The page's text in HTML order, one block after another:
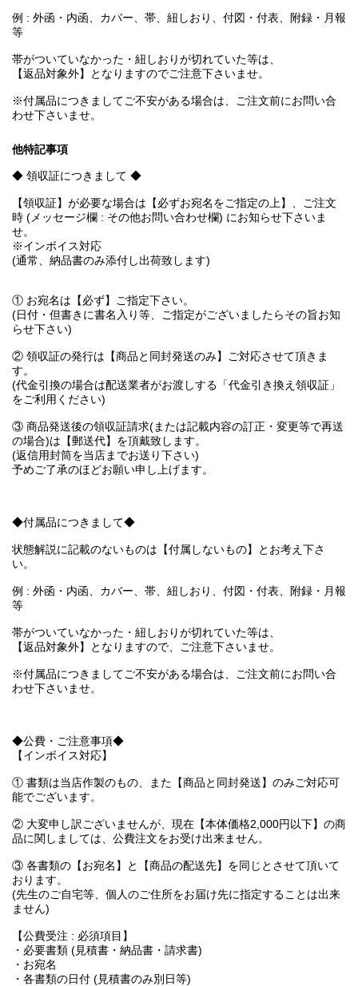
例 : 外函・内函、カバー、帯、紐しおり、付図・付表、附録・月報
等
帯がついていなかった・紐しおりが切れていた等は、
【返品対象外】となりますのでご注意下さいませ。
※付属品につきましてご不安がある場合は、ご注文前にお問い合
わせ下さいませ。
他特記事項
◆ 領収証につきまして ◆
【領収証】が必要な場合は【必ずお宛名をご指定の上】、ご注文
時 (メッセージ欄 : その他お問い合わせ欄) にお知らせ下さいま
せ。
※インボイス対応
(通常、納品書のみ添付し出荷致します)
① お宛名は【必ず】ご指定下さい。
(日付・但書きに書名入り等、ご指定がございましたらその旨お知
らせ下さい)
② 領収証の発行は【商品と同封発送のみ】ご対応させて頂きま
す。
(代金引換の場合は配送業者がお渡しする「代金引き換え領収証」
をご利用ください)
③ 商品発送後の領収証請求(または記載内容の訂正・変更等で再送
の場合)は【郵送代】を頂戴致します。
(返信用封筒を当店までお送り下さい)
予めご了承のほどお願い申し上げます。
◆付属品につきまして◆
状態解説に記載のないものは【付属しないもの】とお考え下さ
い。
例 : 外函・内函、カバー、帯、紐しおり、付図・付表、附録・月報
等
帯がついていなかった・紐しおりが切れていた等は、
【返品対象外】となりますので、ご注意下さいませ。
※付属品につきましてご不安がある場合は、ご注文前にお問い合
わせ下さいませ。
◆公費・ご注意事項◆
【インボイス対応】
① 書類は当店作製のもの、また【商品と同封発送】のみご対応可
能でございます。
② 大変申し訳ございませんが、現在【本体価格2,000円以下】の商
品に関しましては、公費注文をお受け出来ません。
③ 各書類の【お宛名】と【商品の配送先】を同じとさせて頂いて
おります。
(先生のご自宅等、個人のご住所をお届け先に指定することは出来
ません)
【公費受注 : 必須項目】
・必要書類 (見積書・納品書・請求書)
・お宛名
・各書類の日付 (見積書のみ別日等)